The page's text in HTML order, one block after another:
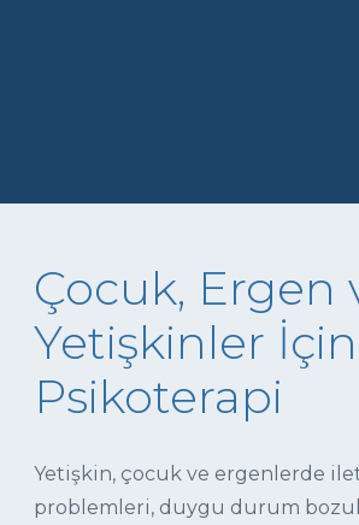
Çocuk, Ergen
Yetişkinler İçin
Psikoterapi
Yetişkin, çocuk ve ergenlerde
problemleri, duygu durum